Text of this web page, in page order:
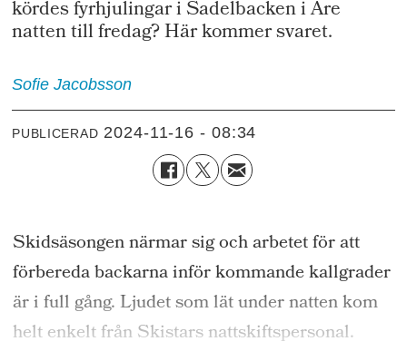
kördes fyrhjulingar i Sadelbacken i Åre
natten till fredag? Här kommer svaret.
Sofie Jacobsson
PUBLICERAD 2024-11-16 - 08:34
Skidsäsongen närmar sig och arbetet för att
förbereda backarna inför kommande kallgrader
är i full gång. Ljudet som lät under natten kom
helt enkelt från Skistars nattskiftspersonal.